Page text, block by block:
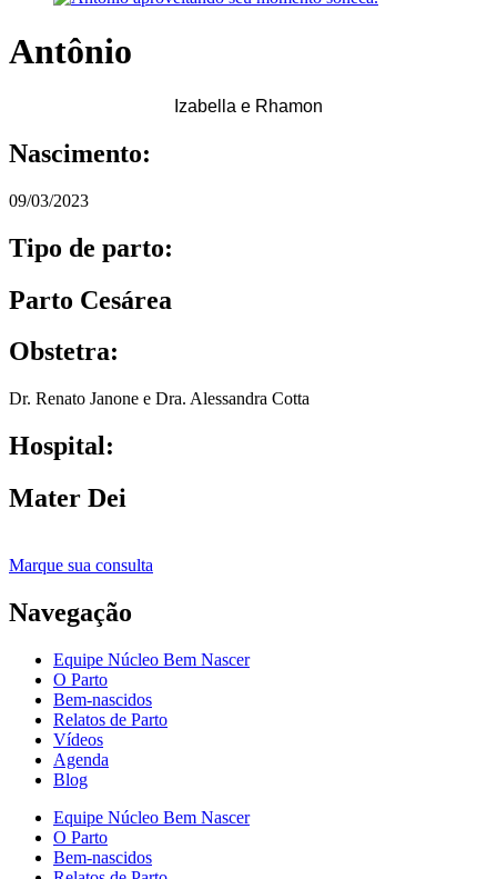
Antônio
Izabella e Rhamon
Nascimento:
09/03/2023
Tipo de parto:
Parto Cesárea
Obstetra:
Dr. Renato Janone e Dra. Alessandra Cotta
Hospital:
Mater Dei
Marque sua consulta
Navegação
Equipe Núcleo Bem Nascer
O Parto
Bem-nascidos
Relatos de Parto
Vídeos
Agenda
Blog
Equipe Núcleo Bem Nascer
O Parto
Bem-nascidos